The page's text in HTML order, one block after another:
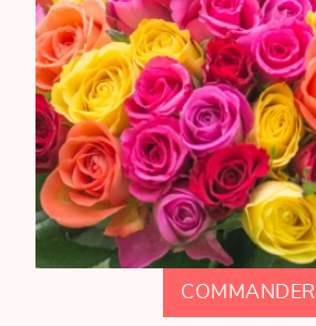
COMMANDER